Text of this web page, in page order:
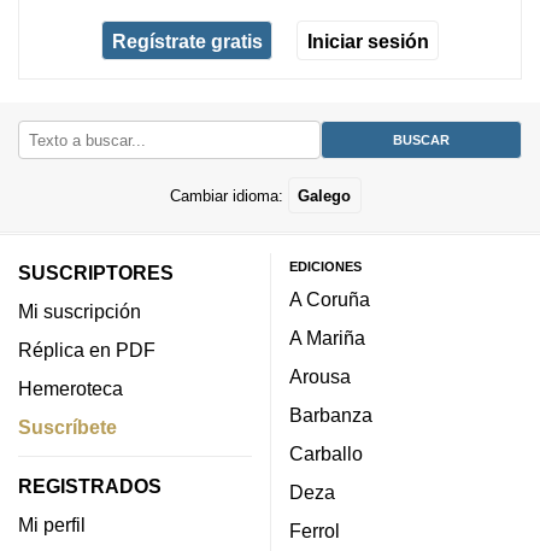
Regístrate gratis Iniciar sesión
Cambiar idioma: Galego
SUSCRIPTORES
Mi suscripción
Réplica en PDF
Hemeroteca
Suscríbete
REGISTRADOS
Mi perfil
EDICIONES
A Coruña
A Mariña
Arousa
Barbanza
Carballo
Deza
Ferrol